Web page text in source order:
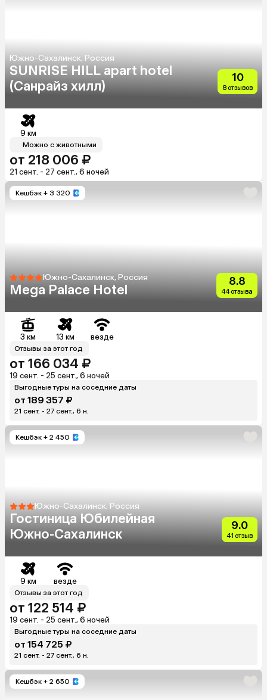
Южно-Сахалинск, Россия
SUNRISE HILL apart hotel
(Санрайз хилл)
10
8 отзывов
9 км
Можно с животными
от 218 006 ₽
21 сент. - 27 сент., 6 ночей
Кешбэк + 3 320
Южно-Сахалинск, Россия
Mega Palace Hotel
8.8
44 отзыва
3 км 13 км везде
Отзывы за этот год
от 166 034 ₽
19 сент. - 25 сент., 6 ночей
Выгодные туры на соседние даты
от 189 357 ₽
21 сент. - 27 сент., 6 н.
Кешбэк + 2 450
Южно-Сахалинск, Россия
Гостиница Юбилейная
Южно-Сахалинск
9.0
41 отзыв
9 км везде
Отзывы за этот год
от 122 514 ₽
19 сент. - 25 сент., 6 ночей
Выгодные туры на соседние даты
от 154 725 ₽
21 сент. - 27 сент., 6 н.
Кешбэк + 2 650